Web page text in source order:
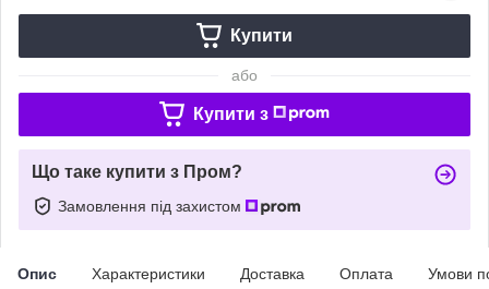
Купити
або
Купити з
Що таке купити з Пром?
Замовлення під захистом
Опис Характеристики Доставка Оплата Умови